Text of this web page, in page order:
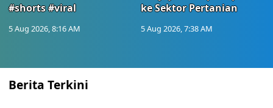
#shorts #viral
5 Aug 2026, 8:16 AM
ke Sektor Pertanian
5 Aug 2026, 7:38 AM
Berita Terkini